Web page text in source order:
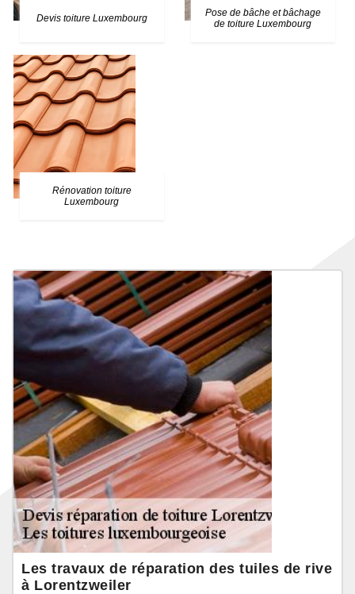
Devis toiture Luxembourg
Pose de bâche et bâchage
de toiture Luxembourg
Rénovation toiture
Luxembourg
Les travaux de réparation des tuiles de rive
à Lorentzweiler